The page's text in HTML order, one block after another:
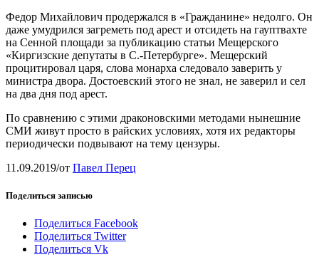
Федор Михайлович продержался в «Гражданине» недолго. Он
даже умудрился загреметь под арест и отсидеть на гауптвахте
на Сенной площади за публикацию статьи Мещерского
«Киргизские депутаты в С.-Петербурге». Мещерский
процитировал царя, слова монарха следовало заверить у
министра двора. Достоевский этого не знал, не заверил и сел
на два дня под арест.
По сравнению с этими драконовскими методами нынешние
СМИ живут просто в райских условиях, хотя их редакторы
периодически подвывают на тему цензуры.
11.09.2019/от Павел Перец
Поделиться записью
Поделиться Facebook
Поделиться Twitter
Поделиться Vk